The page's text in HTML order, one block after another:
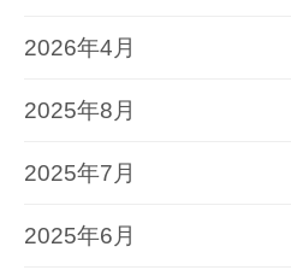
2026年4月
2025年8月
2025年7月
2025年6月